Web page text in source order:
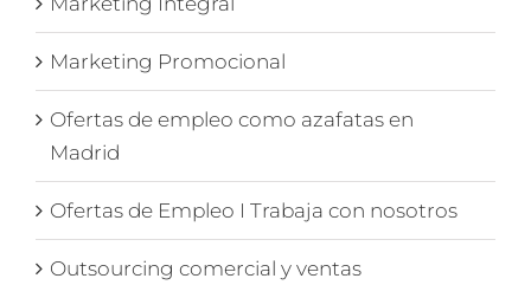
Marketing Promocional
Ofertas de empleo como azafatas en
Madrid
Ofertas de Empleo I Trabaja con nosotros
Outsourcing comercial y ventas